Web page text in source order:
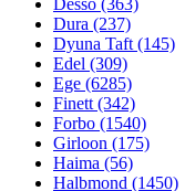
Desso (363)
Dura (237)
Dyuna Taft (145)
Edel (309)
Ege (6285)
Finett (342)
Forbo (1540)
Girloon (175)
Haima (56)
Halbmond (1450)